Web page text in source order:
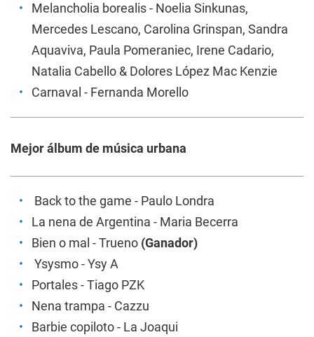
Melancholia borealis- Noelia Sinkunas,
Mercedes Lescano, Carolina Grinspan, Sandra
Aquaviva, Paula Pomeraniec, Irene Cadario,
Natalia Cabello & Dolores López Mac Kenzie
Carnaval - Fernanda Morello
Mejor álbum de música urbana
Back to the game - Paulo Londra
La nena de Argentina - Maria Becerra
Bien o mal - Trueno (Ganador)
Ysysmo- Ysy A
Portales- Tiago PZK
Nena trampa - Cazzu
Barbie copiloto- La Joaqui